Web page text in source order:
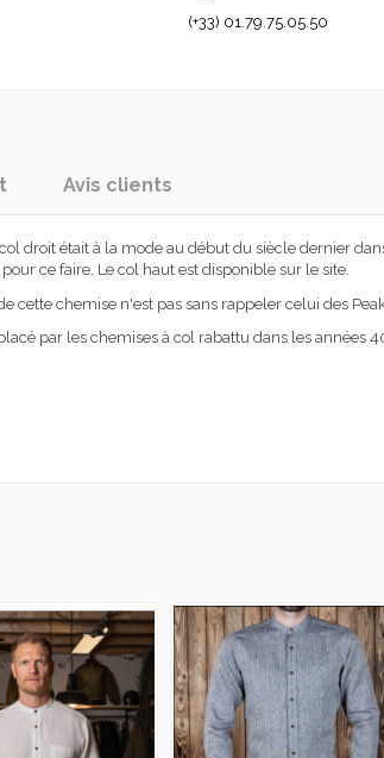
(+33) 01.79.75.05.50
Avis clients
droit était à la mode au début du siècle dernier
ce faire. Le col haut est disponible sur le site.
cette chemise n'est pas sans rappeler celui des
par les chemises à col rabattu dans les années